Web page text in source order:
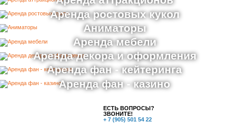
Аренда ростовых кукол
Аниматоры
Аренда мебели
Аренда декора и оформления
Аренда фан - кейтеринга
Аренда фан - казино
ЕСТЬ ВОПРОСЫ?
ЗВОНИТЕ!
+ 7 (905) 501 54 22